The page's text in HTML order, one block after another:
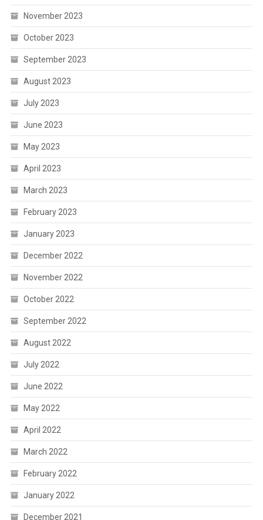
November 2023
October 2023
September 2023
August 2023
July 2023
June 2023
May 2023
April 2023
March 2023
February 2023
January 2023
December 2022
November 2022
October 2022
September 2022
August 2022
July 2022
June 2022
May 2022
April 2022
March 2022
February 2022
January 2022
December 2021